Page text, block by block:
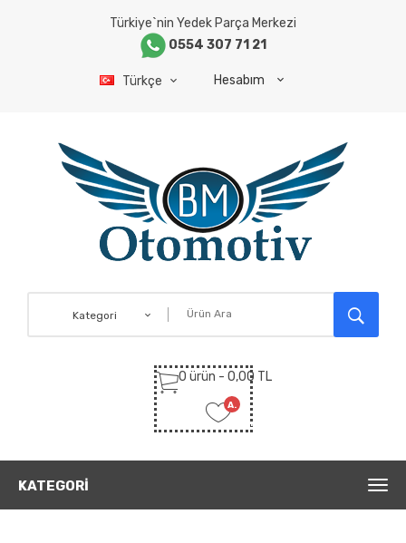
Türkiye`nin Yedek Parça Merkezi
0554 307 71 21
Türkçe Hesabım
Kategori
0 ürün - 0,00 TL
A.
Listem
KATEGORI